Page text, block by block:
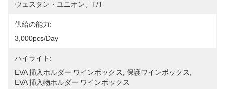
ウェスタン・ユニオン、T/T
供給の能力:
3,000pcs/day
ハイライト:
EVA 挿入ホルダー ワインボックス
保護ワインボックス
EVA 挿入物ホルダー ワインボックス